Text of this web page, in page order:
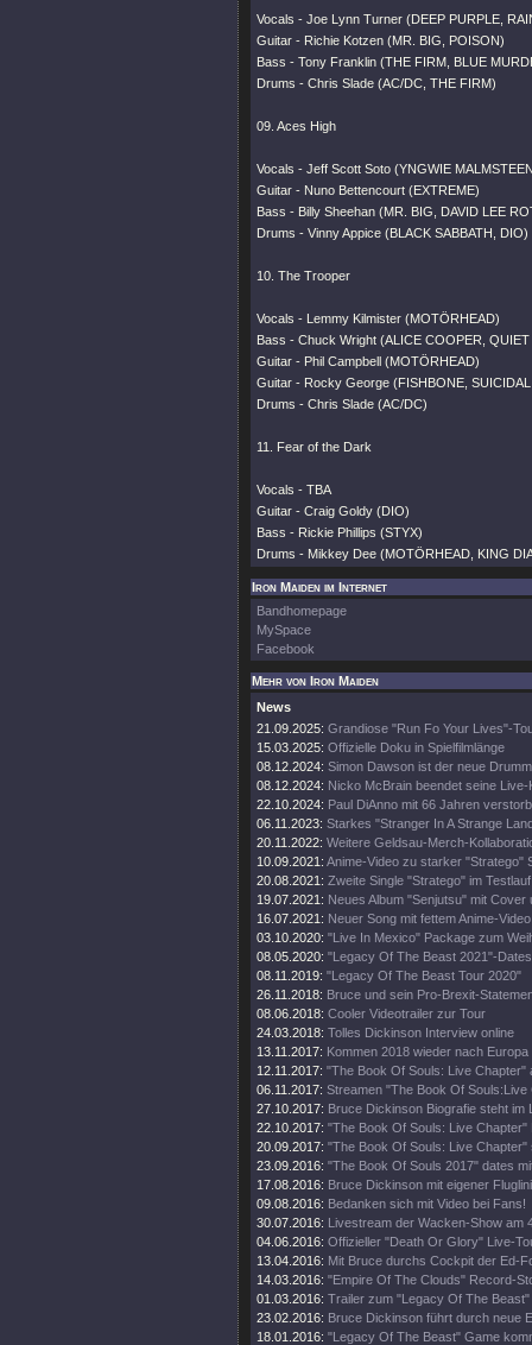
Vocals - Joe Lynn Turner (DEEP PURPLE,
Guitar - Richie Kotzen (MR. BIG, POISON)
Bass - Tony Franklin (THE FIRM, BLUE
Drums - Chris Slade (AC/DC, THE FIRM)
09. Aces High
Vocals - Jeff Scott Soto (YNGWIE
Guitar - Nuno Bettencourt (EXTREME)
Bass - Billy Sheehan (MR. BIG, DAVID LEE
Drums - Vinny Appice (BLACK SABBATH, DIO)
10. The Trooper
Vocals - Lemmy Kilmister (MOTÖRHEAD)
Bass - Chuck Wright (ALICE COOPER,
Guitar - Phil Campbell (MOTÖRHEAD)
Guitar - Rocky George (FISHBONE,
Drums - Chris Slade (AC/DC)
11. Fear of the Dark
Vocals - TBA
Guitar - Craig Goldy (DIO)
Bass - Rickie Phillips (STYX)
Drums - Mikkey Dee (MOTÖRHEAD, KING
Iron Maiden im Internet
Bandhomepage
MySpace
Facebook
Mehr von Iron Maiden
News
21.09.2025: Grandiose "Run Fo Your Lives"-
15.03.2025: Offizielle Doku in Spielfilmlänge
08.12.2024: Simon Dawson ist der neue
08.12.2024: Nicko McBrain beendet seine Live-
22.10.2024: Paul DiAnno mit 66 Jahren
06.11.2023: Starkes "Stranger In A Strange
20.11.2022: Weitere Geldsau-Merch-
10.09.2021: Anime-Video zu starker "Stratego"
20.08.2021: Zweite Single "Stratego" im Testlauf
19.07.2021: Neues Album "Senjutsu" mit Cover
16.07.2021: Neuer Song mit fettem Anime-Video
03.10.2020: "Live In Mexico" Package zum
08.05.2020: "Legacy Of The Beast 2021"-Dates
08.11.2019: "Legacy Of The Beast Tour 2020"
26.11.2018: Bruce und sein Pro-Brexit-
08.06.2018: Cooler Videotrailer zur Tour
24.03.2018: Tolles Dickinson Interview online
13.11.2017: Kommen 2018 wieder nach Europa
12.11.2017: "The Book Of Souls: Live Chapter"
06.11.2017: Streamen "The Book Of Souls:Live
27.10.2017: Bruce Dickinson Biografie steht im
22.10.2017: "The Book Of Souls: Live Chapter"
20.09.2017: "The Book Of Souls: Live Chapter"
23.09.2016: "The Book Of Souls 2017" dates
17.08.2016: Bruce Dickinson mit eigener
09.08.2016: Bedanken sich mit Video bei Fans!
30.07.2016: Livestream der Wacken-Show am
04.06.2016: Offizieller "Death Or Glory" Live-
13.04.2016: Mit Bruce durchs Cockpit der Ed-
14.03.2016: "Empire Of The Clouds" Record-
01.03.2016: Trailer zum "Legacy Of The Beast"
23.02.2016: Bruce Dickinson führt durch neue
18.01.2016: "Legacy Of The Beast" Game